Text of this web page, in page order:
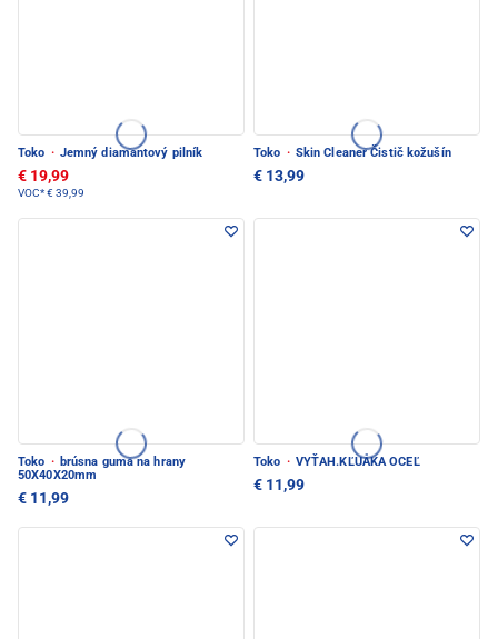
Toko · Jemný diamantový pilník
€ 19,99
VOC*€ 39,99
Toko · Skin Cleaner Čistič kožušín
€ 13,99
Toko · brúsna guma na hrany
50X40X20mm
€ 11,99
Toko · VYŤAH.KĽUÅKA OCEĽ
€ 11,99